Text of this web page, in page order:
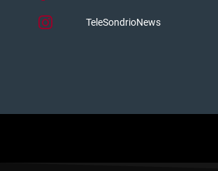
TeleSondrioNews